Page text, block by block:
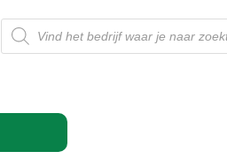
Producten
zoeken